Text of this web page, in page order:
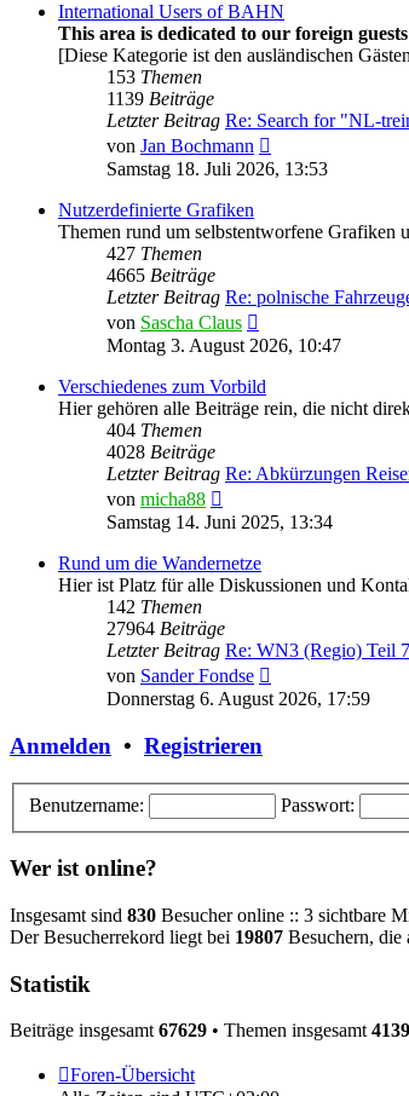
International Users of BAHN
This area is dedicated to our foreign
[Diese Kategorie ist den ausländischen
153 Themen
1139 Beiträge
Letzter Beitrag Re: Search for "NL-
von Jan Bochmann
Beitrag
Samstag 18. Juli 2026, 13:53
Nutzerdefinierte Grafiken
Themen rund um selbstentworfene Grafiken
427 Themen
4665 Beiträge
Letzter Beitrag Re: polnische
von Sascha Claus
Beitrag
Montag 3. August 2026, 10:47
Verschiedenes zum Vorbild
Hier gehören alle Beiträge rein, die nicht
404 Themen
4028 Beiträge
Letzter Beitrag Re: Abkürzungen
von micha88
Beitrag
Samstag 14. Juni 2025, 13:34
Rund um die Wandernetze
Hier ist Platz für alle Diskussionen und
142 Themen
27964 Beiträge
Letzter Beitrag Re: WN3 (Regio) Teil 7
von Sander Fondse
Beitrag
Donnerstag 6. August 2026, 17:59
Anmelden • Registrieren
Benutzername: Passwort:
Wer ist online?
Insgesamt sind 830 Besucher online :: 3 sichtbare
Der Besucherrekord liegt bei 19807 Besuchern,
Statistik
Beiträge insgesamt 67629 • Themen insgesamt 4139
Foren-Übersicht